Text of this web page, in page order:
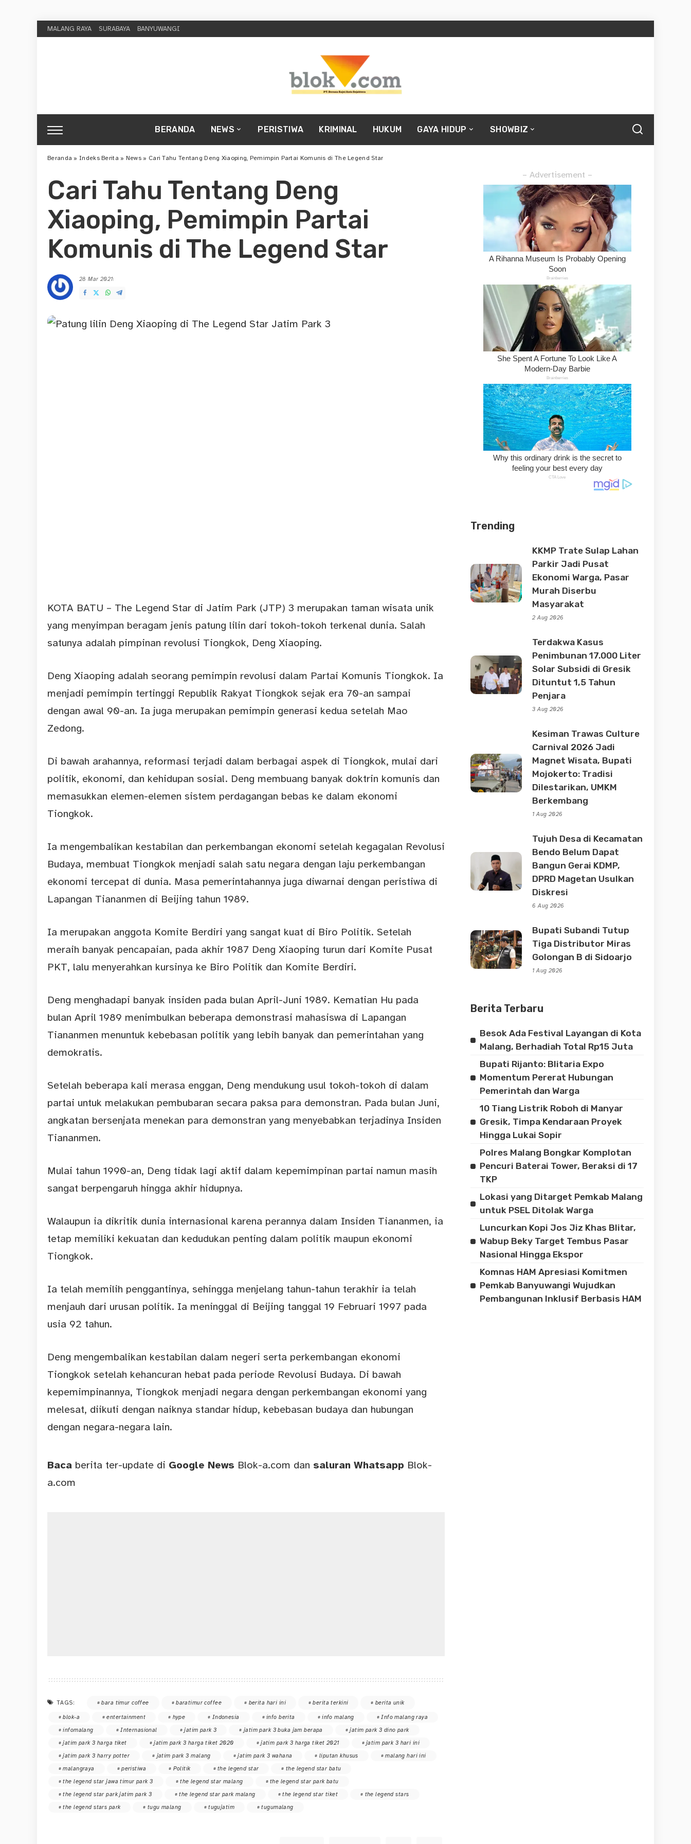
MALANG RAYA SURABAYA BANYUWANGI
BERANDA NEWS PERISTIWA KRIMINAL HUKUM GAYA HIDUP SHOWBIZ
Beranda »Indeks Berita » News » Cari Tahu Tentang Deng Xiaoping, Pemimpin Partai Komunis di The Legend Star
Cari Tahu Tentang Deng
Xiaoping, Pemimpin Partai
Komunis di The Legend Star
28 Mar 2021
Posted
by
KOTA BATU – The Legend Star di Jatim Park (JTP) 3 merupakan taman wisata unik
yang menyimpan beragam jenis patung lilin dari tokoh-tokoh terkenal dunia. Salah
satunya adalah pimpinan revolusi Tiongkok, Deng Xiaoping.
Deng Xiaoping adalah seorang pemimpin revolusi dalam Partai Komunis Tiongkok. Ia
menjadi pemimpin tertinggi Republik Rakyat Tiongkok sejak era 70-an sampai
dengan awal 90-an. Ia juga merupakan pemimpin generasi kedua setelah Mao
Zedong.
Di bawah arahannya, reformasi terjadi dalam berbagai aspek di Tiongkok, mulai dari
politik, ekonomi, dan kehidupan sosial. Deng membuang banyak doktrin komunis dan
memasukkan elemen-elemen sistem perdagangan bebas ke dalam ekonomi
Tiongkok.
Ia mengembalikan kestabilan dan perkembangan ekonomi setelah kegagalan Revolusi
Budaya, membuat Tiongkok menjadi salah satu negara dengan laju perkembangan
ekonomi tercepat di dunia. Masa pemerintahannya juga diwarnai dengan peristiwa di
Lapangan Tiananmen di Beijing tahun 1989.
Ia merupakan anggota Komite Berdiri yang sangat kuat di Biro Politik. Setelah
meraih banyak pencapaian, pada akhir 1987 Deng Xiaoping turun dari Komite Pusat
PKT, lalu menyerahkan kursinya ke Biro Politik dan Komite Berdiri.
Deng menghadapi banyak insiden pada bulan April-Juni 1989. Kematian Hu pada
bulan April 1989 menimbulkan beberapa demonstrasi mahasiswa di Lapangan
Tiananmen menuntuk kebebasan politik yang lebih banyak dan pemerintahan yang
demokratis.
Setelah beberapa kali merasa enggan, Deng mendukung usul tokoh-tokoh di dalam
partai untuk melakukan pembubaran secara paksa para demonstran. Pada bulan Juni,
angkatan bersenjata menekan para demonstran yang menyebabkan terjadinya Insiden
Tiananmen.
Mulai tahun 1990-an, Deng tidak lagi aktif dalam kepemimpinan partai namun masih
sangat berpengaruh hingga akhir hidupnya.
Walaupun ia dikritik dunia internasional karena perannya dalam Insiden Tiananmen, ia
tetap memiliki kekuatan dan kedudukan penting dalam politik maupun ekonomi
Tiongkok.
Ia telah memilih penggantinya, sehingga menjelang tahun-tahun terakhir ia telah
menjauh dari urusan politik. Ia meninggal di Beijing tanggal 19 Februari 1997 pada
usia 92 tahun.
Deng mengembalikan kestabilan dalam negeri serta perkembangan ekonomi
Tiongkok setelah kehancuran hebat pada periode Revolusi Budaya. Di bawah
kepemimpinannya, Tiongkok menjadi negara dengan perkembangan ekonomi yang
melesat, diikuti dengan naiknya standar hidup, kebebasan budaya dan hubungan
dengan negara-negara lain.
Baca berita ter-update di Google News Blok-a.com dan saluran Whatsapp Blok-
a.com
TAGS: bara timur coffee baratimur coffee berita hari ini berita terkini berita unik
blok-a entertainment hype Indonesia info berita info malang
Info malang raya
infomalang
Internasional jatim park 3 jatim park 3 buka jam berapa
jatim park 3 dino park
jatim park 3 harga tiket
jatim park 3 harga tiket 2020 jatim park 3 harga tiket 2021
jatim park 3 hari ini
jatim park 3 harry potter
jatim park 3 malang jatim park 3 wahana liputan khusus
malang hari ini
malangraya
peristiwa Politik the legend star
the legend star batu
the legend star jawa timur park 3
the legend star malang
the legend star park batu
the legend star park jatim park 3
the legend star park malang the legend star tiket
the legend stars
the legend stars park
tugu malang tugujatim tugumalang
– Advertisement –
Trending
KKMP Trate Sulap Lahan
Parkir Jadi Pusat
Ekonomi Warga, Pasar
Murah Diserbu
Masyarakat
2 Aug 2026
Terdakwa Kasus
Penimbunan 17.000 Liter
Solar Subsidi di Gresik
Dituntut 1,5 Tahun
Penjara
3 Aug 2026
Kesiman Trawas Culture
Carnival 2026 Jadi
Magnet Wisata, Bupati
Mojokerto: Tradisi
Dilestarikan, UMKM
Berkembang
1 Aug 2026
Tujuh Desa di Kecamatan
Bendo Belum Dapat
Bangun Gerai KDMP,
DPRD Magetan Usulkan
Diskresi
6 Aug 2026
Bupati Subandi Tutup
Tiga Distributor Miras
Golongan B di Sidoarjo
1 Aug 2026
Berita Terbaru
Besok Ada Festival Layangan di Kota
Malang, Berhadiah Total Rp15 Juta
Bupati Rijanto: Blitaria Expo
Momentum Pererat Hubungan
Pemerintah dan Warga
10 Tiang Listrik Roboh di Manyar
Gresik, Timpa Kendaraan Proyek
Hingga Lukai Sopir
Polres Malang Bongkar Komplotan
Pencuri Baterai Tower, Beraksi di 17
TKP
Lokasi yang Ditarget Pemkab Malang
untuk PSEL Ditolak Warga
Luncurkan Kopi Jos Jiz Khas Blitar,
Wabup Beky Target Tembus Pasar
Nasional Hingga Ekspor
Komnas HAM Apresiasi Komitmen
Pemkab Banyuwangi Wujudkan
Pembangunan Inklusif Berbasis HAM